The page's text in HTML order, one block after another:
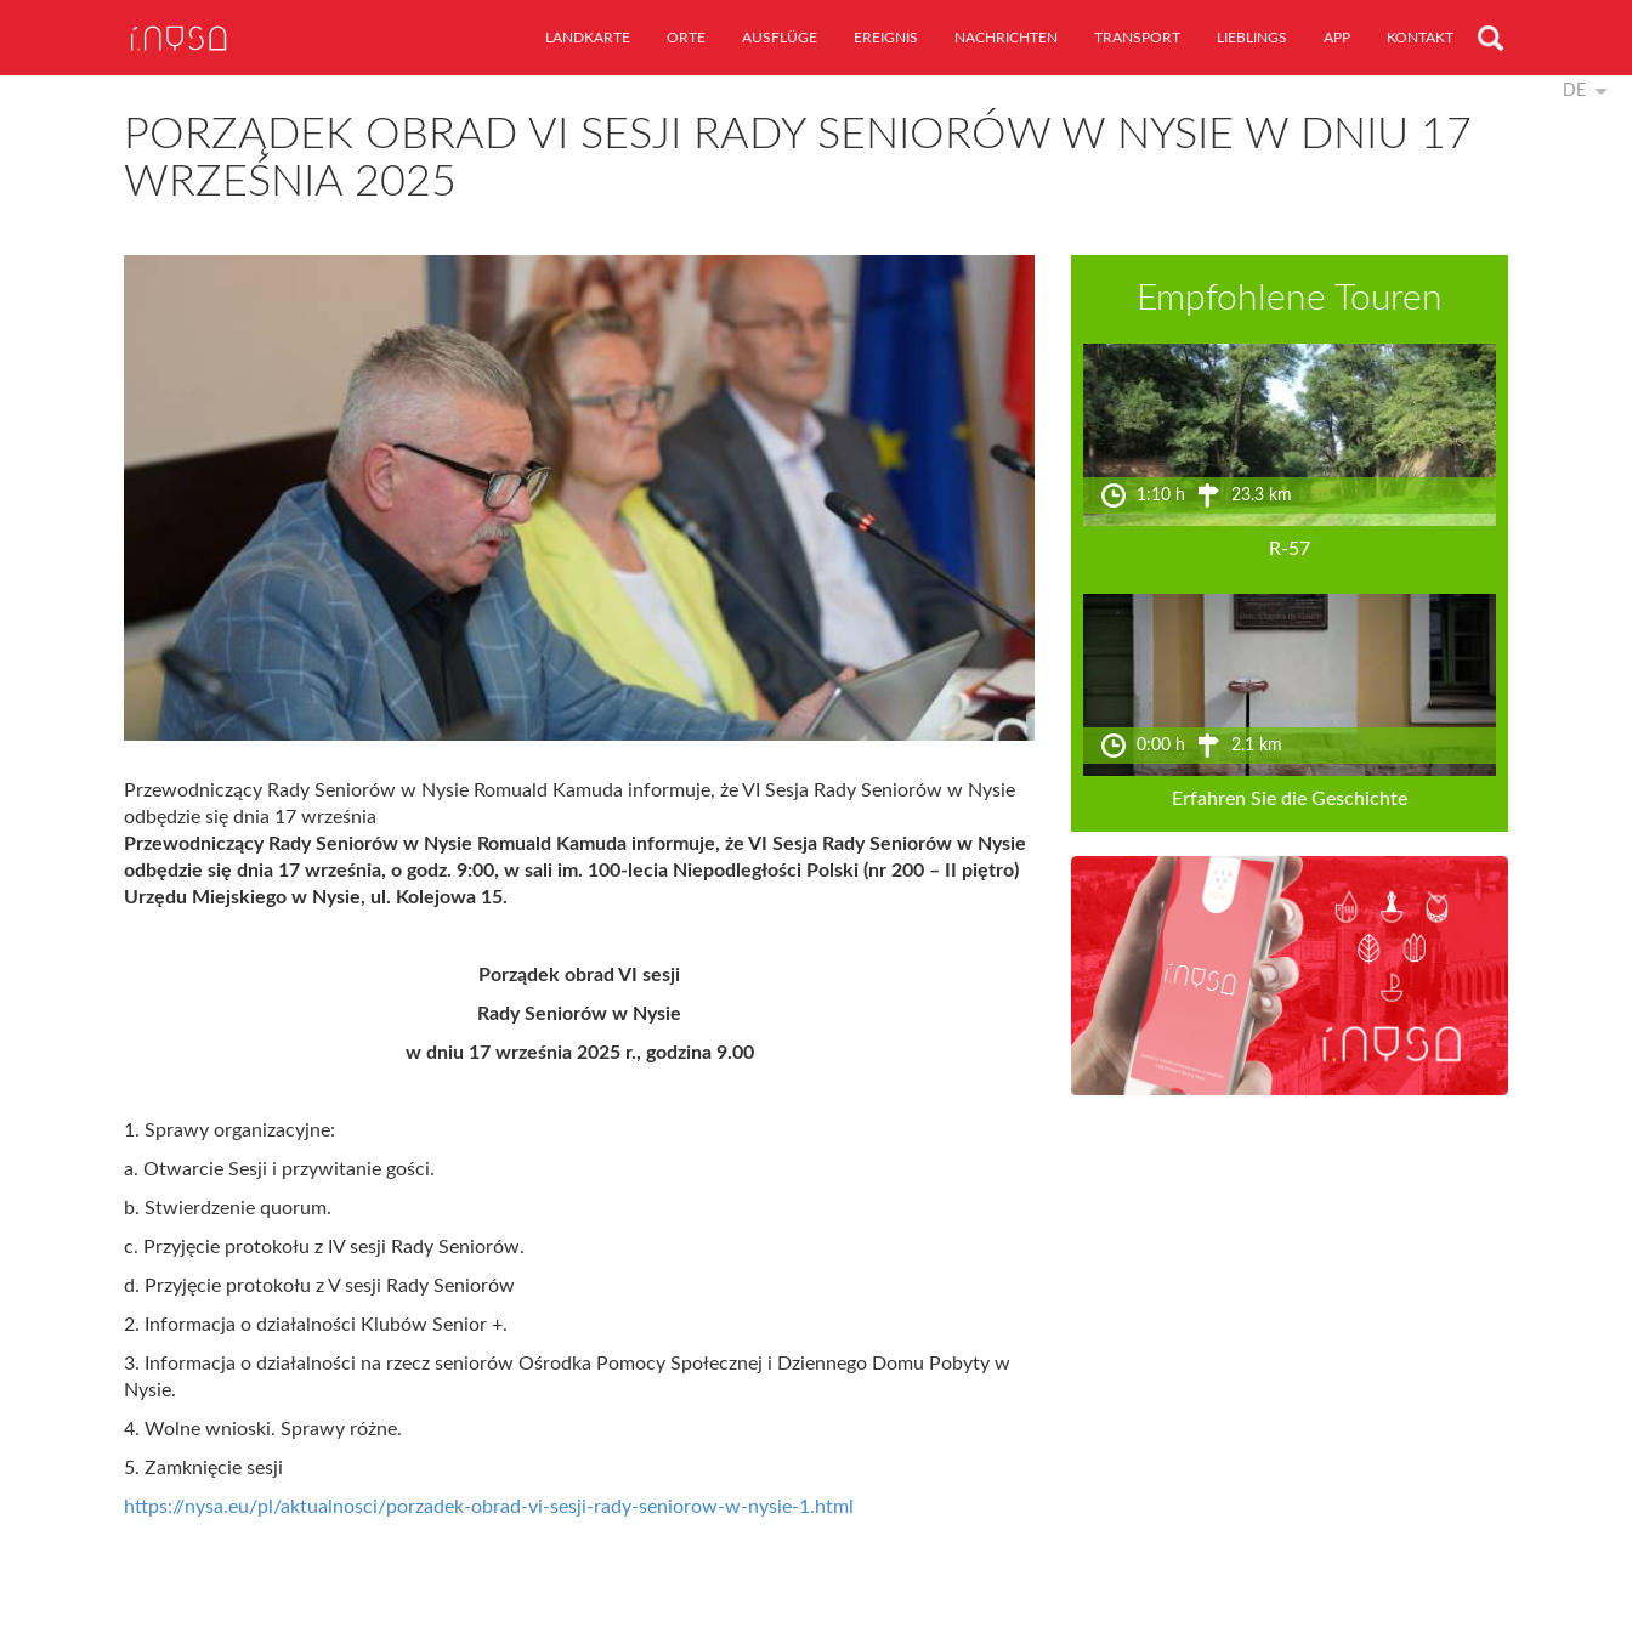
LANDKARTE ORTE AUSFLÜGE EREIGNIS NACHRICHTEN TRANSPORT LIEBLINGS APP KONTAKT
DE
PORZĄDEK OBRAD VI SESJI RADY SENIORÓW W NYSIE W DNIU 17
WRZEŚNIA 2025
Przewodniczący Rady Seniorów w Nysie Romuald Kamuda informuje, że VI Sesja Rady Seniorów w Nysie
odbędzie się dnia 17 września
Przewodniczący Rady Seniorów w Nysie Romuald Kamuda informuje, że VI Sesja Rady Seniorów w Nysie
odbędzie się dnia 17 września, o godz. 9:00, w sali im. 100-lecia Niepodległości Polski (nr 200 – II piętro)
Urzędu Miejskiego w Nysie, ul. Kolejowa 15.
Porządek obrad VI sesji
Rady Seniorów w Nysie
w dniu 17 września 2025 r., godzina 9.00
1. Sprawy organizacyjne:
a. Otwarcie Sesji i przywitanie gości.
b. Stwierdzenie quorum.
c. Przyjęcie protokołu z IV sesji Rady Seniorów.
d. Przyjęcie protokołu z V sesji Rady Seniorów
2. Informacja o działalności Klubów Senior +.
3. Informacja o działalności na rzecz seniorów Ośrodka Pomocy Społecznej i Dziennego Domu Pobyty w
Nysie.
4. Wolne wnioski. Sprawy różne.
5. Zamknięcie sesji
https://nysa.eu/pl/aktualnosci/porzadek-obrad-vi-sesji-rady-seniorow-w-nysie-1.html
Empfohlene Touren
1:10 h 23.3 km
R-57
0:00 h 2.1 km
Erfahren Sie die Geschichte